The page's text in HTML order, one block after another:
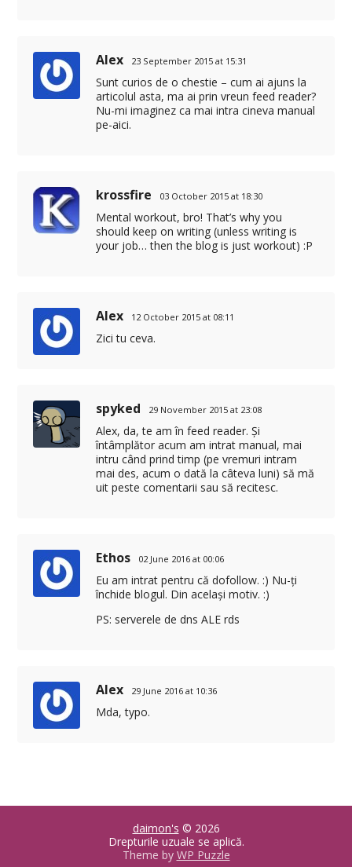
Alex 23 September 2015 at 15:31
Sunt curios de o chestie – cum ai ajuns la
articolul asta, ma ai prin vreun feed reader?
Nu-mi imaginez ca mai intra cineva manual
pe-aici.
krossfire 03 October 2015 at 18:30
Mental workout, bro! That’s why you
should keep on writing (unless writing is
your job… then the blog is just workout) :P
Alex 12 October 2015 at 08:11
Zici tu ceva.
spyked 29 November 2015 at 23:08
Alex, da, te am în feed reader. Și
întâmplător acum am intrat manual, mai
intru când prind timp (pe vremuri intram
mai des, acum o dată la câteva luni) să mă
uit peste comentarii sau să recitesc.
Ethos 02 June 2016 at 00:06
Eu am intrat pentru că dofollow. :) Nu-ți
închide blogul. Din același motiv. :)
PS: serverele de dns ALE rds
Alex 29 June 2016 at 10:36
Mda, typo.
daimon's © 2026
Drepturile uzuale se aplică.
Theme by WP Puzzle